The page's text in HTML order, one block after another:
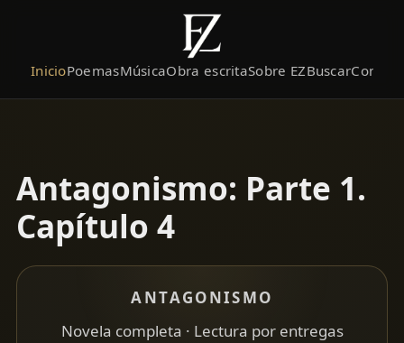
InicioPoemasMúsicaObra escritaSobre EZBuscar
Antagonismo: Parte 1.
Capítulo 4
ANTAGONISMO
Novela completa · Lectura por entregas